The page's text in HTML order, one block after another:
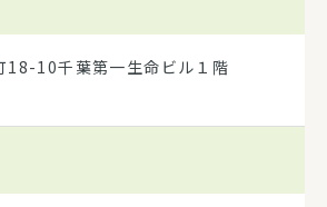
18-10千葉第一生命ビル１階